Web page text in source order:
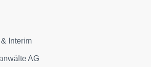
Interim
AG